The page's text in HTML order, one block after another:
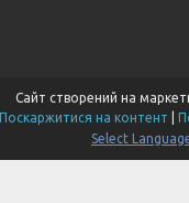
Сайт створений на
Поскаржитися на контент
Select